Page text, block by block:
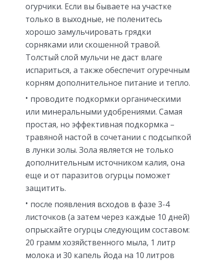
огурчики. Если вы бываете на участке
только в выходные, не поленитесь
хорошо замульчировать грядки
сорняками или скошенной травой.
Толстый слой мульчи не даст влаге
испариться, а также обеспечит огуречным
корням дополнительное питание и тепло.
проводите подкормки органическими
или минеральными удобрениями. Самая
простая, но эффективная подкормка –
травяной настой в сочетании с подсыпкой
в лунки золы. Зола является не только
дополнительным источником калия, она
еще и от паразитов огурцы поможет
защитить.
после появления всходов в фазе 3-4
листочков (а затем через каждые 10 дней)
опрыскайте огурцы следующим составом:
20 грамм хозяйственного мыла, 1 литр
молока и 30 капель йода на 10 литров